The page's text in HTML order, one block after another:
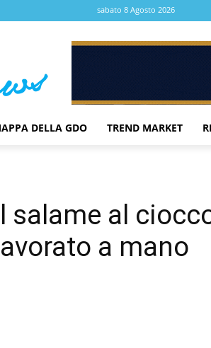
sabato 8 Agosto 2026
DELLA GDO TREND MARKET
salame al
a mano